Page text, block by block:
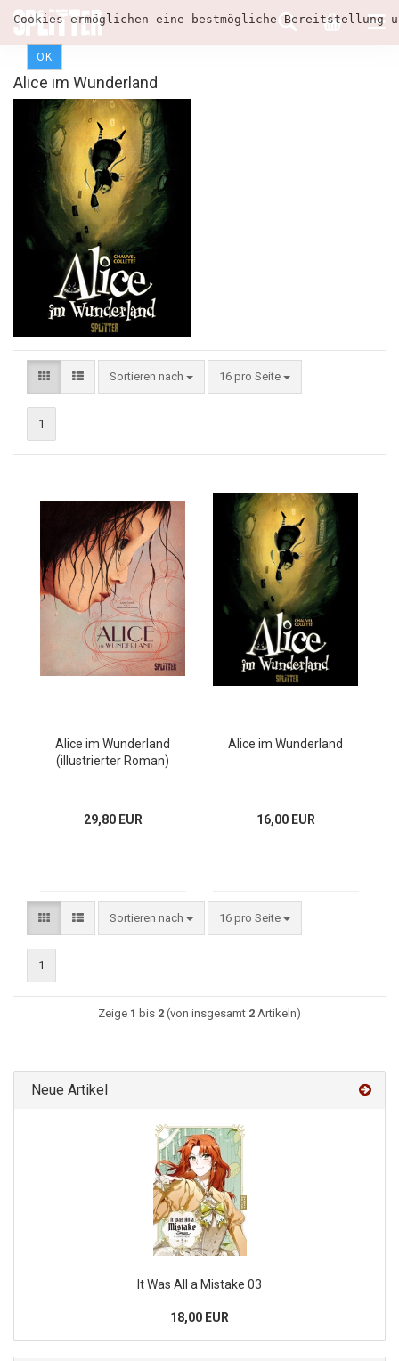
Cookies ermöglichen eine bestmögliche
OK
Alice im Wunderland
Sortieren nach 16 pro Seite
1
Alice im Wunderland
(illustrierter Roman)
29,80 EUR
Alice im Wunderland
16,00 EUR
Sortieren nach 16 pro Seite
1
Zeige 1 bis 2 (von insgesamt 2 Artikeln)
Neue Artikel
It Was All a Mistake 03
18,00 EUR